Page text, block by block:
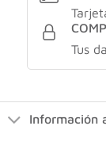
Tus
Información